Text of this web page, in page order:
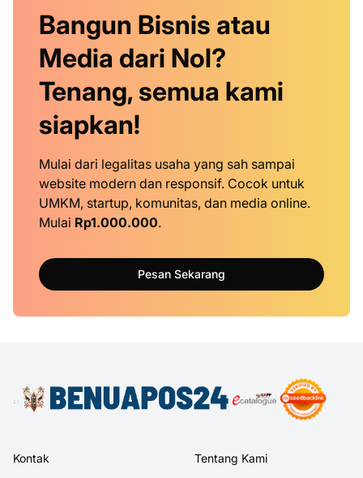
Bangun Bisnis atau
Media dari Nol?
Tenang, semua kami
siapkan!
Mulai dari legalitas usaha yang sah sampai
website modern dan responsif. Cocok untuk
UMKM, startup, komunitas, dan media online.
Mulai Rp1.000.000.
Pesan Sekarang
Kontak Tentang Kami